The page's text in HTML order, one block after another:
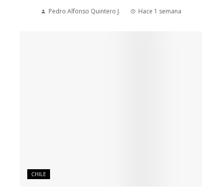
Pedro Alfonso Quintero J. Hace 1 semana
CHILE